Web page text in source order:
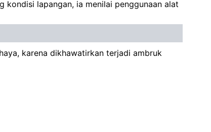
kondisi lapangan, ia menilai penggunaan alat
karena dikhawatirkan terjadi ambruk